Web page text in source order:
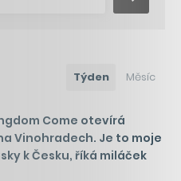
Týden Měsíc
Come otevírá
Vinohradech. Je to moje
k Česku, říká miláček